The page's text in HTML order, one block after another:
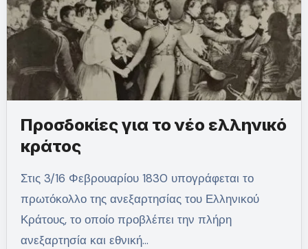
Προσδοκίες για το νέο ελληνικό
κράτος
Στις 3/16 Φεβρουαρίου 1830 υπογράφεται το
πρωτόκολλο της ανεξαρτησίας του Ελληνικού
Κράτους, το οποίο προβλέπει την πλήρη
ανεξαρτησία και εθνική…